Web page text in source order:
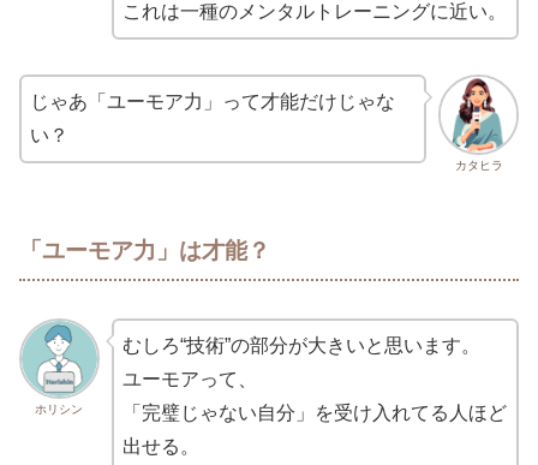
これは一種のメンタルトレーニングに近い。
カタヒラ
じゃあ「ユーモア力」って才能だけじゃな
い？
「ユーモア力」は才能？
ホリシン
むしろ“技術”の部分が大きいと思います。
ユーモアって、
「完璧じゃない自分」を受け入れてる人ほど
出せる。